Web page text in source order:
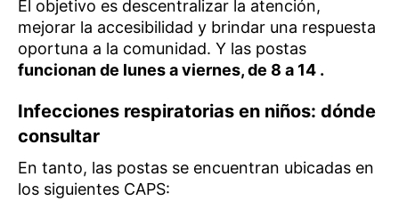
El objetivo es descentralizar la atención,
mejorar la accesibilidad y brindar una respuesta
oportuna a la comunidad. Y las postas
funcionan de lunes a viernes, de 8 a 14 .
Infecciones respiratorias en niños: dónde
consultar
En tanto, las postas se encuentran ubicadas en
los siguientes CAPS: